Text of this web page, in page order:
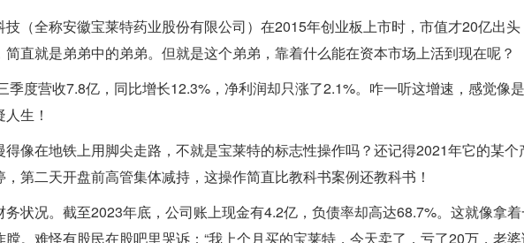
（全称安徽宝莱特药业股份有限公司）在2015年创业板上市时，市值才20亿出
直就是弟弟中的弟弟。但就是这个弟弟，靠着什么能在资本市场上活到现在呢？
季度营收7.8亿，同比增长12.3%，净利润却只涨了2.1%。咋一听这增速，感觉像
生！
像在地铁上用脚尖走路，不就是宝莱特的标志性操作吗？还记得2021年它的某个
第二天开盘前高管集体减持，这操作简直比教科书案例还教科书！
状况。截至2023年底，公司账上现金有4.2亿，负债率却高达68.7%。这就像拿
。难怪有股民在股吧里哭诉：“我上个月买的宝莱特，今天卖了，亏了20万，老